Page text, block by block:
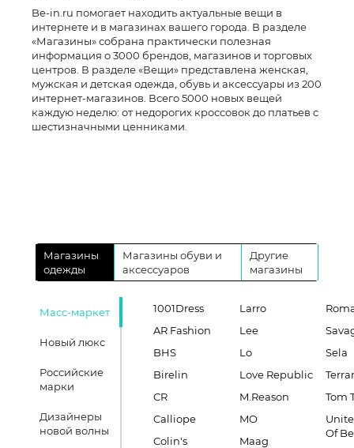
Be-in.ru помогает находить актуальные вещи в
интернете и в магазинах вашего города. В разделе
«Магазины» собрана практически полезная
информация о 3000 брендов, магазинов и торговых
центров. В разделе «Вещи» представлена женская,
мужская и детская одежда, обувь и аксессуары из 200
интернет-магазинов. Всего 5000 новых вещей
каждую неделю: от недорогих кроссовок до платьев с
шестизначными ценниками.
Магазины
одежды
Магазины обуви и
аксессуаров
Другие
магазины
Масс-маркет
Новый люкс
Российские
марки
Дизайнеры
новой волны
1001Dress
AR Fashion
BHS
Birelin
CR
Calliope
Colin's
Larro
Lee
Lo
Love Republic
M.Reason
MO
Maag
Sela
Tom
Of